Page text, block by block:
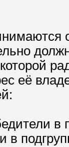
её
в